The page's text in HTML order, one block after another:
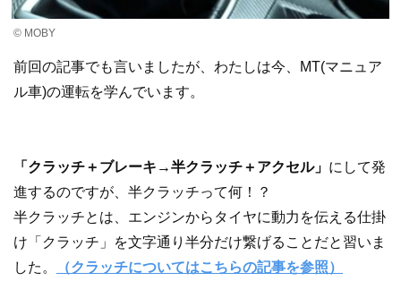
© MOBY
前回の記事でも言いましたが、わたしは今、MT(マニュア
ル車)の運転を学んでいます。
「クラッチ＋ブレーキ→半クラッチ＋アクセル」 にして発
進するのですが、半クラッチって何！？
半クラッチとは、エンジンからタイヤに動力を伝える仕掛
け「クラッチ」を文字通り半分だけ繋げることだと習いま
した。
（クラッチについてはこちらの記事を参照）